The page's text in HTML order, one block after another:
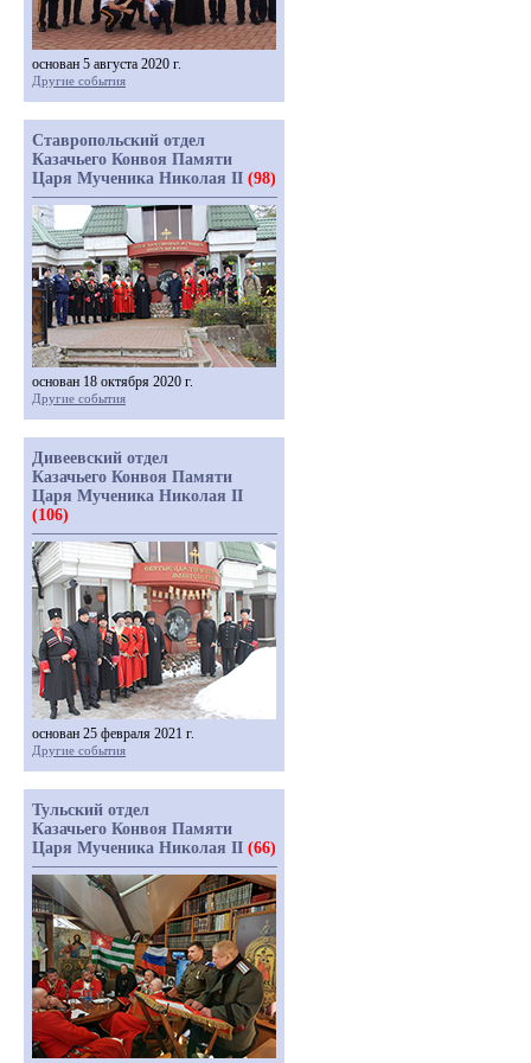
основан 5 августа 2020 г.
Другие события
Ставропольский отдел
Казачьего Конвоя Памяти
Царя Мученика Николая II (98)
основан 18 октября 2020 г.
Другие события
Дивеевский отдел
Казачьего Конвоя Памяти
Царя Мученика Николая II
(106)
основан 25 февраля 2021 г.
Другие события
Тульский отдел
Казачьего Конвоя Памяти
Царя Мученика Николая II (66)